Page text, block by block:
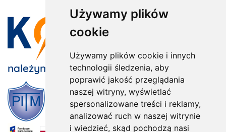
Używamy plików
cookie
Używamy plików cookie i innych
technologii śledzenia, aby
poprawić jakość przeglądania
naszej witryny, wyświetlać
spersonalizowane treści i reklamy,
analizować ruch w naszej witrynie
i wiedzieć, skąd pochodzą nasi
należymy do: